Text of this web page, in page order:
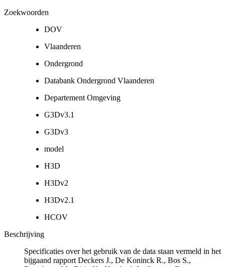
Zoekwoorden
DOV
Vlaanderen
Ondergrond
Databank Ondergrond Vlaanderen
Departement Omgeving
G3Dv3.1
G3Dv3
model
H3D
H3Dv2
H3Dv2.1
HCOV
Beschrijving
Specificaties over het gebruik van de data staan vermeld in het
bijgaand rapport Deckers J., De Koninck R., Bos S.,